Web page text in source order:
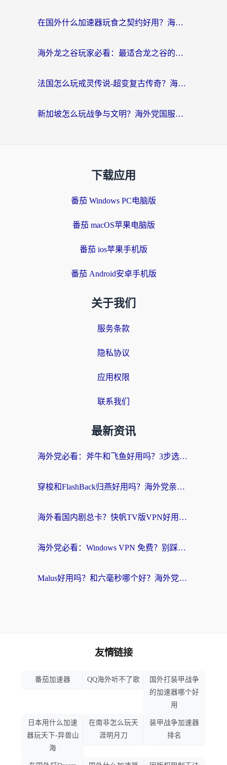
在国外什么加速器玩食之契约好用？海外党亲测有效的国服游戏加速指南
海外龙之谷玩家必看：最适合龙之谷的加速器，解决延迟卡顿还能畅玩幻书启示录和梦幻西游？
法国怎么玩戒灵传说-超变复古传奇？海外玩家国服游戏加速终极指南
新加坡怎么玩战争与文明？海外党国服游戏加速器终极避坑指南
下载应用
番茄 Windows PC电脑版
番茄 macOS苹果电脑版
番茄 ios苹果手机版
番茄 Android安卓手机版
关于我们
服务条款
隐私协议
应用权限
联系我们
最新资讯
海外党必看：斧牛和飞鱼好用吗？3步选对回国加速器，无缝刷剧玩国服
穿梭和FlashBack归燕好用吗？海外党亲测3款热门回国加速器，教你选对不踩坑
海外看国内剧总卡？快帆TV版VPN好用吗？和快滚VPN对比哪个回国效果更好？
海外党必看：Windows VPN 免费？别踩坑！教你选对好用的国内加速器无缝回国
Malus好用吗？和六毫秒哪个好？海外党选回国加速器的避坑指南
友情链接
番茄加速器 QQ海外听不了歌
国外打装甲战争
的加速器哪个好
用
日本用什么加速
器玩天下-异兽山
海
在南非怎么玩天
涯明月刀
装甲战争加速器
排名